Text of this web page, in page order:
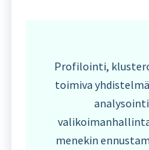
Profilointi,
toimiva
menekin